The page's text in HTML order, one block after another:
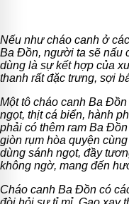
Nếu như cháo canh ở
Ba Đồn, người ta sẽ nấu
dùng là sự kết hợp của
thanh rất đặc trưng, sợi
Một tô cháo canh Ba
ngọt, thịt cá biển, hành
phải có thêm ram Ba
giòn rụm hòa quyện
dùng sánh ngọt, đầy
không ngờ, mang đến
Cháo canh Ba Đồn có